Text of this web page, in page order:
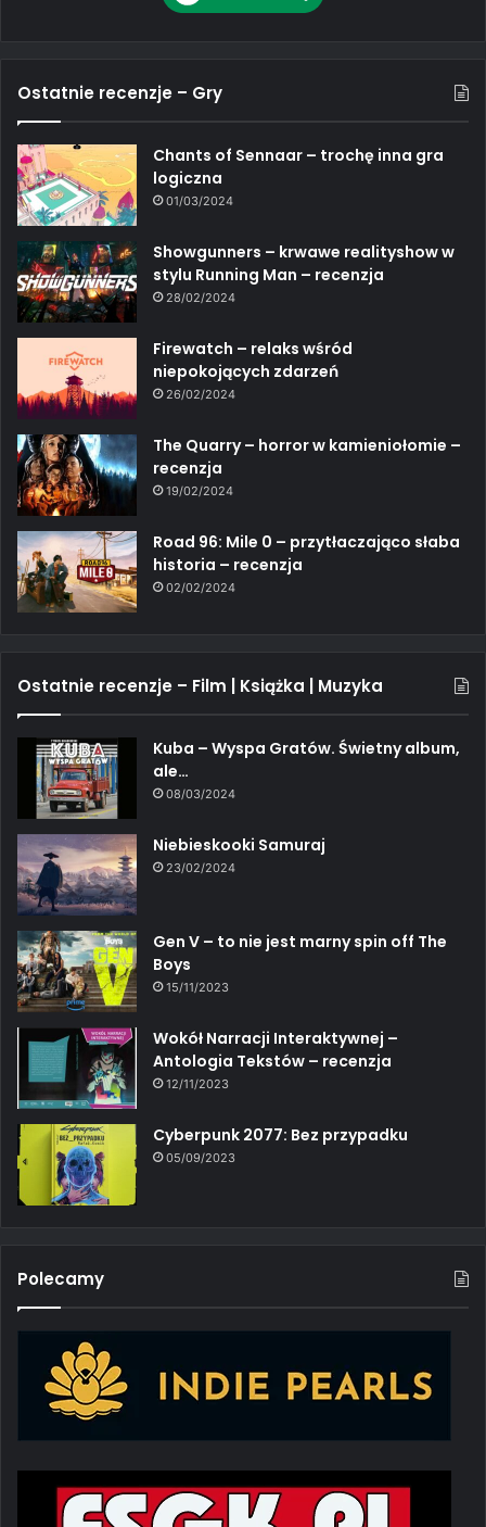
Ostatnie recenzje – Gry
Chants of Sennaar – trochę inna gra
logiczna
01/03/2024
Showgunners – krwawe realityshow w
stylu Running Man – recenzja
28/02/2024
Firewatch – relaks wśród
niepokojących zdarzeń
26/02/2024
The Quarry – horror w kamieniołomie –
recenzja
19/02/2024
Road 96: Mile 0 – przytłaczająco słaba
historia – recenzja
02/02/2024
Ostatnie recenzje – Film | Książka | Muzyka
Kuba – Wyspa Gratów. Świetny album,
ale…
08/03/2024
Niebieskooki Samuraj
23/02/2024
Gen V – to nie jest marny spin off The
Boys
15/11/2023
Wokół Narracji Interaktywnej –
Antologia Tekstów – recenzja
12/11/2023
Cyberpunk 2077: Bez przypadku
05/09/2023
Polecamy